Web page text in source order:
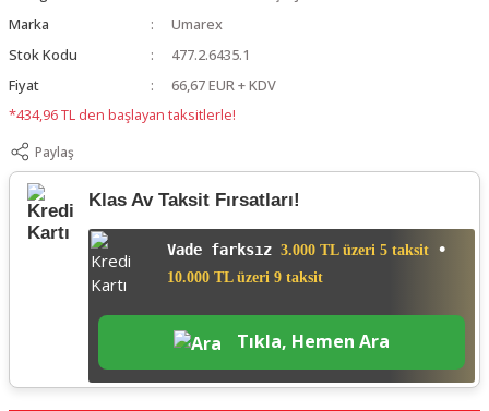
Marka
Umarex
Stok Kodu
477.2.6435.1
Fiyat
66,67 EUR + KDV
*434,96 TL den başlayan taksitlerle!
Paylaş
Klas Av Taksit Fırsatları!
Vade farksız 3.000 TL üzeri 5 taksit •
10.000 TL üzeri 9 taksit
Tıkla, Hemen Ara